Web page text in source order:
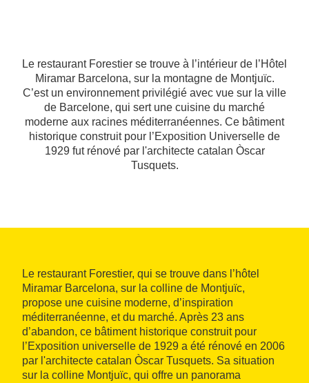
Le restaurant Forestier se trouve à l’intérieur de l’Hôtel
Miramar Barcelona, sur la montagne de Montjuïc.
C’est un environnement privilégié avec vue sur la ville
de Barcelone, qui sert une cuisine du marché
moderne aux racines méditerranéennes. Ce bâtiment
historique construit pour l’Exposition Universelle de
1929 fut rénové par l'architecte catalan Òscar
Tusquets.
Le restaurant Forestier, qui se trouve dans l’hôtel
Miramar Barcelona, sur la colline de Montjuïc,
propose une cuisine moderne, d’inspiration
méditerranéenne, et du marché. Après 23 ans
d’abandon, ce bâtiment historique construit pour
l’Exposition universelle de 1929 a été rénové en 2006
par l'architecte catalan Òscar Tusquets. Sa situation
sur la colline Montjuïc, qui offre un panorama